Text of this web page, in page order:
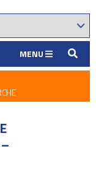
MENU